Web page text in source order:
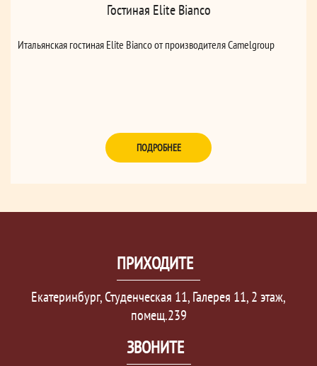
Гостиная Elite Bianco
Итальянская гостиная Elite Bianco от производителя Camelgroup
ПОДРОБНЕЕ
ПРИХОДИТЕ
Екатеринбург, Студенческая 11, Галерея 11, 2 этаж,
помещ.239
ЗВОНИТЕ